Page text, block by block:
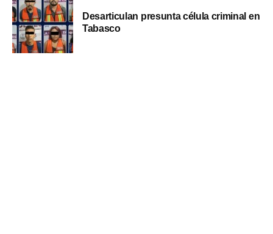
Desarticulan presunta célula criminal en
Tabasco